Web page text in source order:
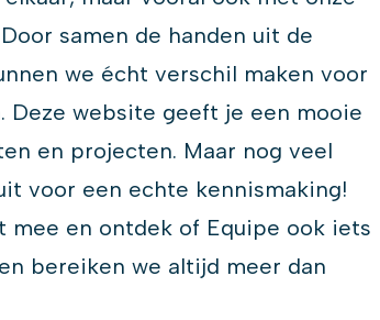
samen de handen uit de
we écht verschil maken voor
Deze website geeft je een mooie
en projecten. Maar nog veel
voor een echte kennismaking!
mee en ontdek of Equipe ook iets
bereiken we altijd meer dan